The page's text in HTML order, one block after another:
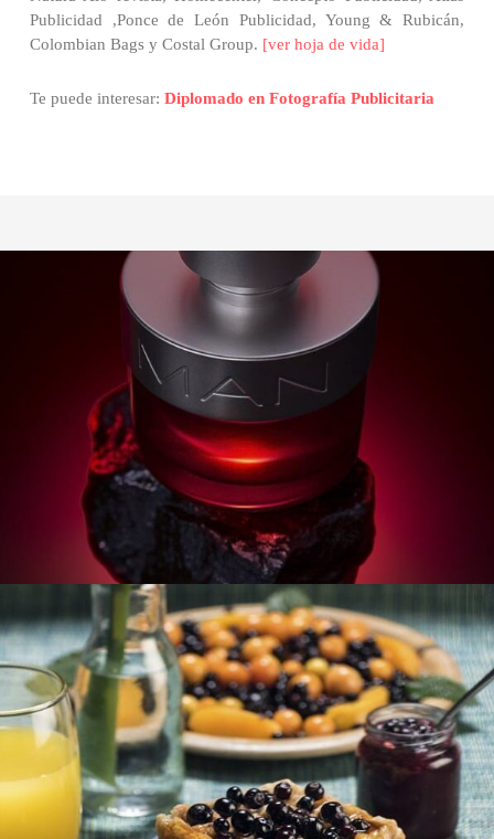
Publicidad ,Ponce de León Publicidad, Young & Rubicán,
Colombian Bags y Costal Group. [ver hoja de vida]
Te puede interesar: Diplomado en Fotografía Publicitaria